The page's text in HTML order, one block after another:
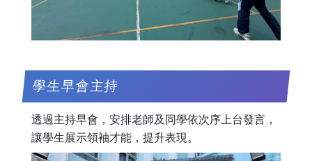
學生早會主持
透過主持早會，安排老師及同學依次序上台發言，
讓學生展示領袖才能，提升表現。